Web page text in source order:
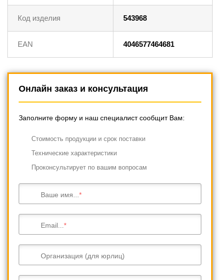
Код изделия 543968
EAN 4046577464681
Онлайн заказ и консультация
Заполните форму и наш специалист сообщит Вам:
Cтоимость продукции и срок поставки
Технические характеристики
Проконсультирует по вашим вопросам
Ваше имя...
Email...
Организация (для юрлиц)